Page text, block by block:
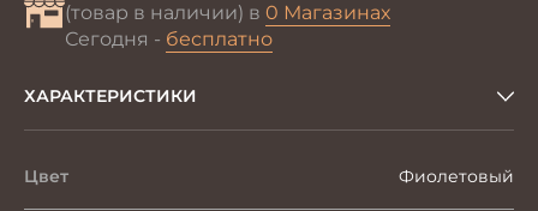
(товар в наличии) в 0 Магазинах
Сегодня - бесплатно
ХАРАКТЕРИСТИКИ
Цвет Фиолетовый